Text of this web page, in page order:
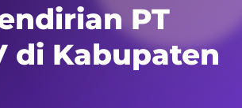
PT
di Kabupaten